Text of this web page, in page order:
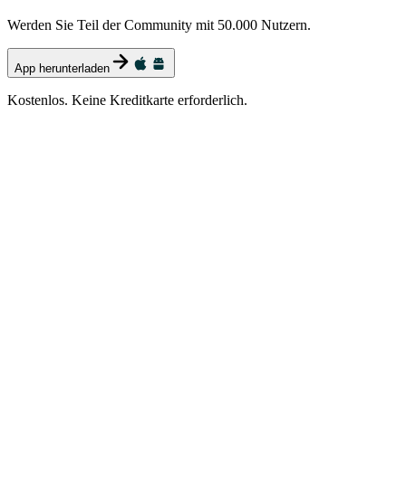
Werden Sie Teil der Community mit 50.000 Nutzern.
App herunterladen
Kostenlos. Keine Kreditkarte erforderlich.